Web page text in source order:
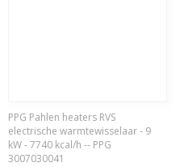
PPG Pahlen heaters RVS
electrische warmtewisselaar - 9
kW - 7740 kcal/h -- PPG
3007030041